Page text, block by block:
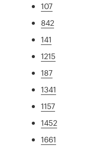
107
842
141
1215
187
1341
1157
1452
1661